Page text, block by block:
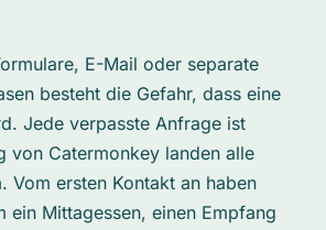
E-Mail oder separate
besteht die Gefahr, dass eine
Jede verpasste Anfrage ist
von Catermonkey landen alle
Vom ersten Kontakt an haben
ein Mittagessen, einen Empfang